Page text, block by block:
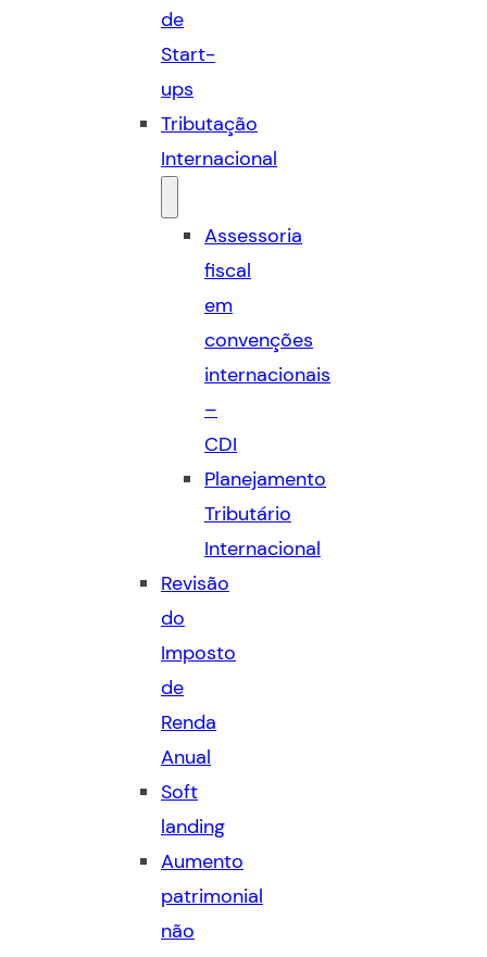
de
Start-
ups
Tributação
Internacional
Assessoria
fiscal
em
convenções
internacionais
–
CDI
Planejamento
Tributário
Internacional
Revisão
do
Imposto
de
Renda
Anual
Soft
landing
Aumento
patrimonial
não